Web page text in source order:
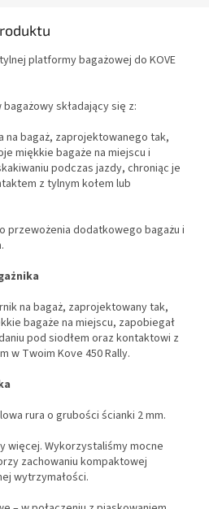
platformy bagażowej do KOVE
składający się z:
na bagaż, zaprojektowanego tak,
miękkie bagaże na miejscu i
podczas jazdy, chroniąc je
z tylnym kołem lub
przewożenia dodatkowego bagażu i
na bagaż, zaprojektowany tak,
bagaże na miejscu, zapobiegał
pod siodłem oraz kontaktowi z
w Twoim Kove 450 Rally.
rura o grubości ścianki 2 mm.
więcej. Wykorzystaliśmy mocne
zachowaniu kompaktowej
wytrzymałości.